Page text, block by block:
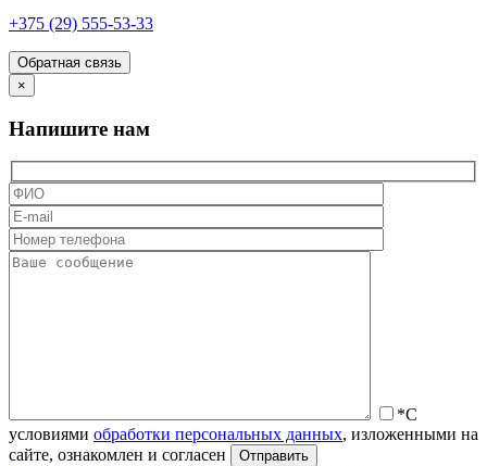
+375 (29) 555-53-33
Обратная связь
×
Напишите нам
*С
условиями обработки персональных данных, изложенными на
сайте, ознакомлен и согласен